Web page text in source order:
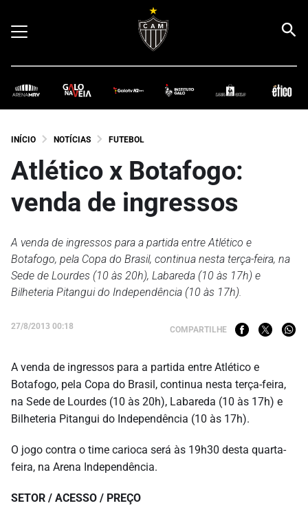
INÍCIO NOTÍCIAS FUTEBOL
Atlético x Botafogo:
venda de ingressos
A venda de ingressos para a partida entre Atlético e
Botafogo, pela Copa do Brasil, continua nesta terça-feira, na
Sede de Lourdes (10 às 20h), Labareda (10 às 17h) e
Bilheteria Pitangui do Independência (10 às 17h).
27/8/2013 00:18 COMPARTILHE
A venda de ingressos para a partida entre Atlético e
Botafogo, pela Copa do Brasil, continua nesta terça-feira,
na Sede de Lourdes (10 às 20h), Labareda (10 às 17h) e
Bilheteria Pitangui do Independência (10 às 17h).
O jogo contra o time carioca será às 19h30 desta quarta-
feira, na Arena Independência.
SETOR / ACESSO / PREÇO